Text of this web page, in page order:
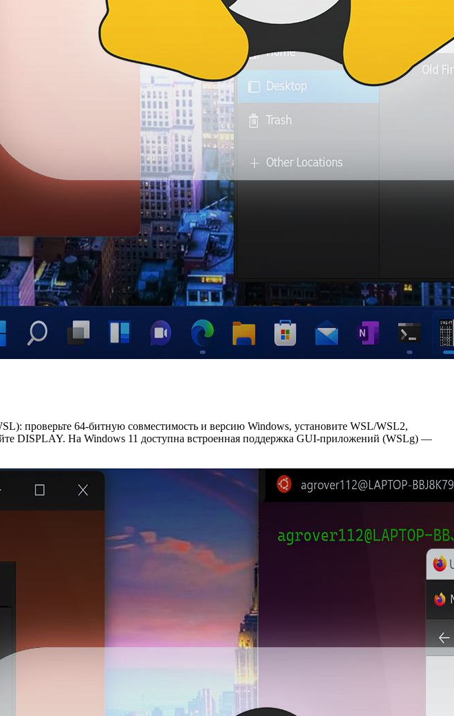
проверьте 64‑битную совместимость и версию Windows, установите WSL/WSL2,
DISPLAY. На Windows 11 доступна встроенная поддержка GUI‑приложений (WSLg) —